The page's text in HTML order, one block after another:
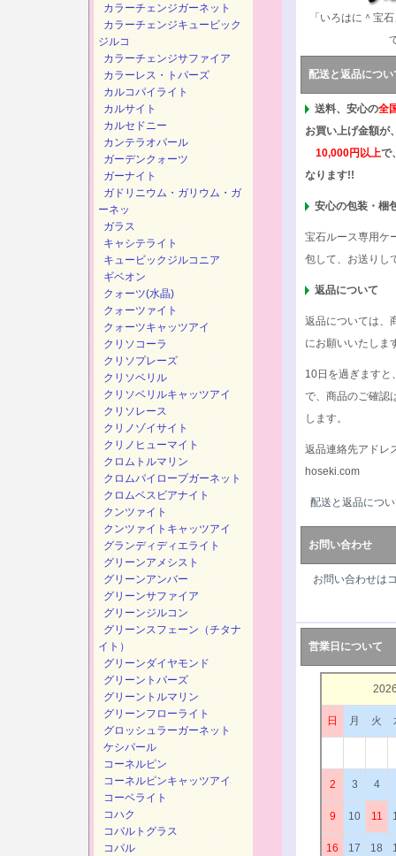
「いろはに＾宝
配送と返品につい
送料、安心の全
お買い上げ金額が
10,000円以上で
なります!!
安心の包装・梱
宝石ルース専用ケ
包して、お送りし
返品について
返品については、
にお願いいたしま
10日を過ぎますと
で、商品のご確認
します。
返品連絡先アドレ
hoseki.com
配送と返品につ
お問い合わせ
お問い合わせは
営業日について
日 月 火
2 3 4
9 10 11
16 17 18
カラーチェンジガーネット
カラーチェンジキュービック
ジルコ
カラーチェンジサファイア
カラーレス・トパーズ
カルコパイライト
カルサイト
カルセドニー
カンテラオパール
ガーデンクォーツ
ガーナイト
ガドリニウム・ガリウム・ガ
ーネッ
ガラス
キャシテライト
キュービックジルコニア
ギベオン
クォーツ(水晶)
クォーツァイト
クォーツキャッツアイ
クリソコーラ
クリソプレーズ
クリソベリル
クリソベリルキャッツアイ
クリソレース
クリノゾイサイト
クリノヒューマイト
クロムトルマリン
クロムパイロープガーネット
クロムベスビアナイト
クンツァイト
クンツァイトキャッツアイ
グランディディエライト
グリーンアメシスト
グリーンアンバー
グリーンサファイア
グリーンジルコン
グリーンスフェーン（チタナ
イト）
グリーンダイヤモンド
グリーントパーズ
グリーントルマリン
グリーンフローライト
グロッシュラーガーネット
ケシパール
コーネルピン
コーネルピンキャッツアイ
コーベライト
コハク
コバルトグラス
コパル